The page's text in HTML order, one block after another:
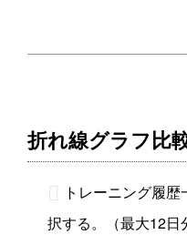
折れ線グラフ比
トレーニング履
択する。（最大12日